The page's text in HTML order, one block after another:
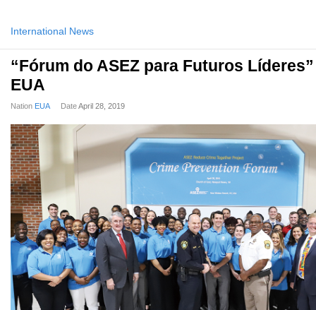
International News
“Fórum do ASEZ para Futuros
EUA
Nation EUA DateApril 28, 2019